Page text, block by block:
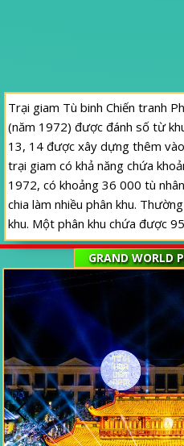
Trại giam Tù binh Chiến tranh
(năm 1972) được đánh số từ
13, 14 được xây dựng thêm
trại giam có khả năng chứa
1972, có khoảng 36 000 tù
chia làm nhiều phân khu.
khu. Một phân khu chứa được
GRAND WORLD